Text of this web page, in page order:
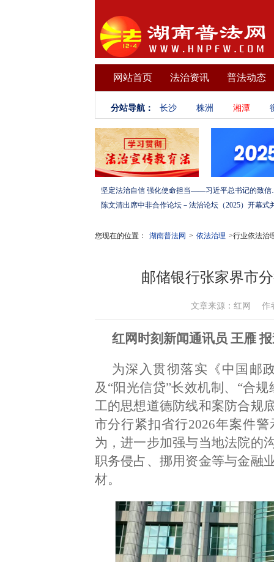
网站首页 法治资讯 普法动态
分站导航： 长沙 株洲 湘潭
坚定法治自信 强化使
您现在的位置： 湖南普法网 > 依法治理 >行业依法治
邮储银行张家界市
文章来源：红网 作
红网时刻新闻通讯员 王雁
为深入贯彻落实《中国邮
及“阳光信贷”长效机制、“合
工的思想道德防线和案防合规
市分行紧扣省行2026年案件
为，进一步加强与当地法院的
职务侵占、挪用资金等与金融
材。